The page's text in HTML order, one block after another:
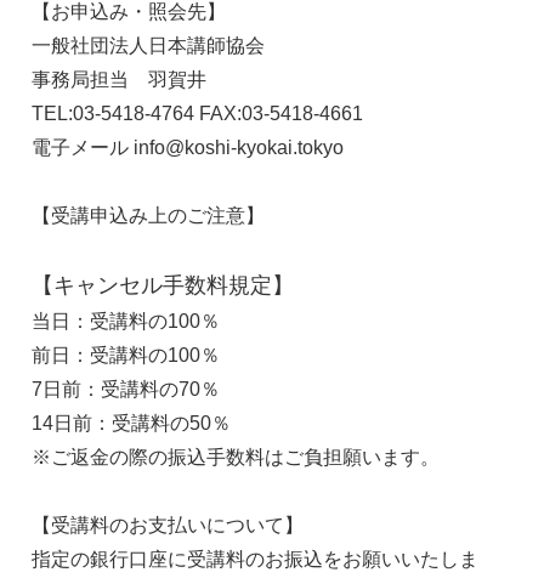
【お申込み・照会先】
一般社団法人日本講師協会
事務局担当 羽賀井
TEL:03-5418-4764 FAX:03-5418-4661
電子メール info@koshi-kyokai.tokyo
【受講申込み上のご注意】
【キャンセル手数料規定】
当日：受講料の100％
前日：受講料の100％
7日前：受講料の70％
14日前：受講料の50％
※ご返金の際の振込手数料はご負担願います。
【 受講料のお支払いについて】
指定の銀行口座に受講料のお振込をお願いいたしま